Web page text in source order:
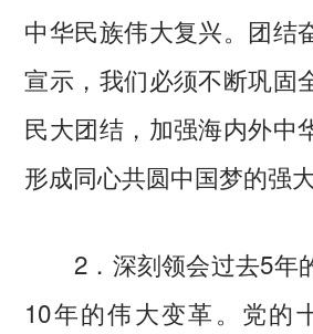
中华民族伟大复兴。团结
宣示，我们必须不断巩固
民大团结，加强海内外中
形成同心共圆中国梦的强大
2．深刻领会过去5年
10年的伟大变革。党的